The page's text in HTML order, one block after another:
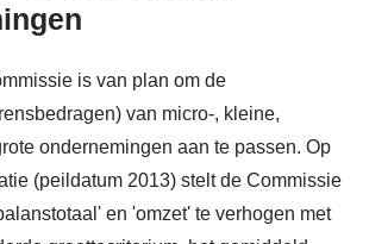
is van plan om de
van micro-, kleine,
ondernemingen aan te passen. Op
(peildatum 2013) stelt de Commissie
en 'omzet' te verhogen met